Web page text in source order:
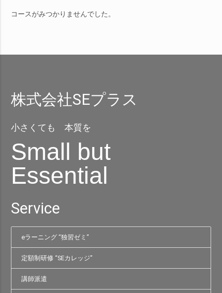
コースがみつかりませんでした。
株式会社SEプラス
小さくても 本質を
Small but
Essential
Service
eラーニング “独習ゼミ”
定額制研修 “SEカレッジ”
講師派遣